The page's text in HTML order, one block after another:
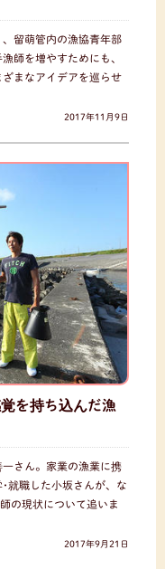
留萌管内の漁協青年部
師を増やすためにも、
まなアイデアを巡らせ
2017年11月9日
を持ち込んだ漁
さん。家業の漁業に携
就職した小坂さんが、な
の現状について追いま
2017年9月21日